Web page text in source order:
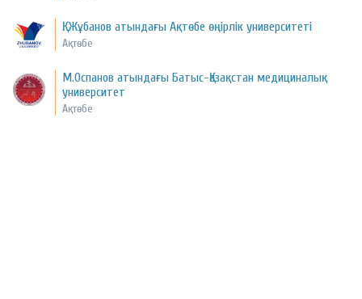
Қ. Жұбанов атындағы Ақтөбе өңірлік университеті
Ақтөбе
М.Оспанов атындағы Батыс-Қазақстан медициналық
университет
Ақтөбе